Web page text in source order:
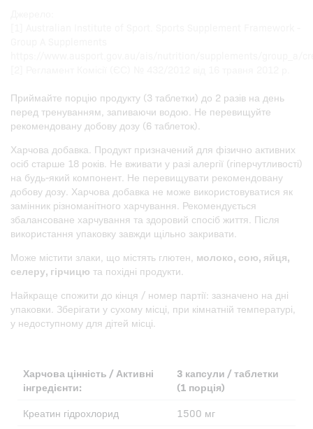
Приймайте порцію продукту (3 таблетки) до 2 разів на день
перед тренуванням, запиваючи водою. Не перевищуйте
рекомендовану добову дозу (6 таблеток).
Харчова добавка. Продукт призначений для фізично активних
осіб старше 18 років. Не вживати у разі алергії (гіперчутливості)
на будь-який компонент. Не перевищувати рекомендовану
добову дозу. Харчова добавка не може використовуватися як
замінник різноманітного харчування. Рекомендується
збалансоване харчування та здоровий спосіб життя. Після
використання упаковку завжди щільно закривати.
Може містити злаки, що містять глютен, молоко, сою, яйця,
селеру, гірчицю та похідні продукти.
Найкраще спожити до кінця / номер партії: зазначено на дні
упаковки. Зберігати у сухому місці, при кімнатній температурі,
у недоступному для дітей місці.
Харчова цінність / Активні
інгредієнти:
3 капсули / таблетки
(1 порція)
Креатин гідрохлорид
1500 мг